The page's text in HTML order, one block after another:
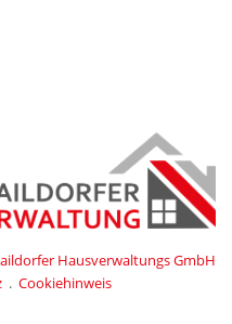
Hausverwaltungs GmbH
. Cookiehinweis